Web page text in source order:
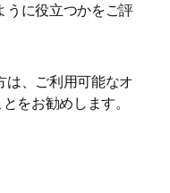
うに役立つかをご評
は、ご利用可能なオ
をお勧めします。